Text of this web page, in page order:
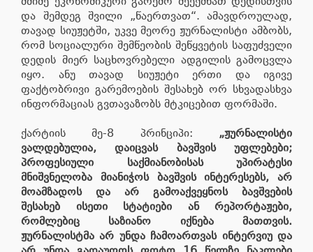
და შემდეგ შვილი „წაერთვათ“. ამავდროულად,
თავად სიუჟეტში, უკვე მეორე ჟურნალისტი ამბობს,
რომ სოციალური შემწეობის შეწყვეტის საფუძველი
დედის მიერ საცხოვრებელი ადგილის გამოცვლა
იყო. ანუ თავად სიუჟეტი ერთი და იგივე
ფაქტობრივი გარემოების შესახებ ორ სხვადასხვა
ინფორმაციას გვთავაზობს მტკიცებით ფორმაში.
ქარტიის მე-8 პრინციპი:
„ჟურნალისტი
ვალდებულია, დაიცვას ბავშვის უფლებები;
პროფესიული საქმიანობისას უპირატესი
მნიშვნელობა მიანიჭოს ბავშვის ინტერესებს, არ
მოამზადოს და არ გამოაქვეყნოს ბავშვების
შესახებ ისეთი სტატიები ან რეპორტაჟები,
რომლებიც საზიანო იქნება მათთვის.
ჟურნალისტმა არ უნდა ჩამოართვას ინტერვიუ და